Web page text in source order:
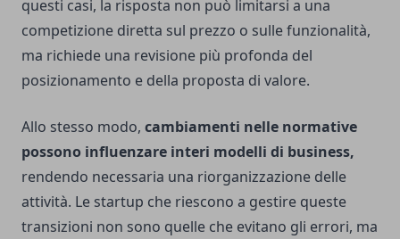
questi casi, la risposta non può limitarsi a una
competizione diretta sul prezzo o sulle funzionalità,
ma richiede una revisione più profonda del
posizionamento e della proposta di valore.
Allo stesso modo, cambiamenti nelle normative
possono influenzare interi modelli di business,
rendendo necessaria una riorganizzazione delle
attività. Le startup che riescono a gestire queste
transizioni non sono quelle che evitano gli errori, ma